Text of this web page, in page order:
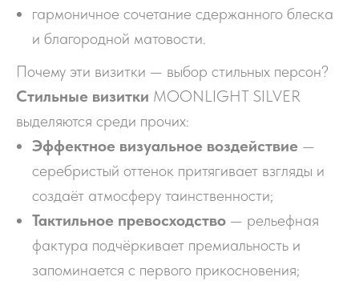
гармоничное сочетание сдержанного блеска
и благородной матовости.
Почему эти визитки — выбор стильных персон?
Стильные визитки MOONLIGHT SILVER
выделяются среди прочих:
Эффектное визуальное воздействие —
серебристый оттенок притягивает взгляды и
создаёт атмосферу таинственности;
Тактильное превосходство — рельефная
фактура подчёркивает премиальность и
запоминается с первого прикосновения;